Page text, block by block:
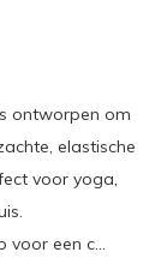
ontworpen om
elastische
voor yoga,
voor een c...